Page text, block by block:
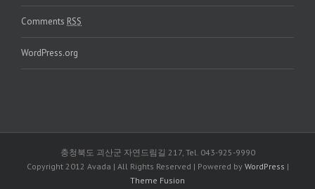
Comments RSS
WordPress.org
충청북도 괴산군 자연드림길 217, Tel. 043-925-9990
Copyright 2012 Avada | All Rights Reserved | Powered by WordPress |
Theme Fusion